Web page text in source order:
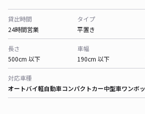
貸出時間
24時間営業
タイプ
平置き
長さ
500cm 以下
車幅
190cm 以下
対応車種
オートバイ軽自動車コンパクトカー中型車ワンボ